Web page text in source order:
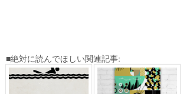
■絶対に読んでほしい関連記事: